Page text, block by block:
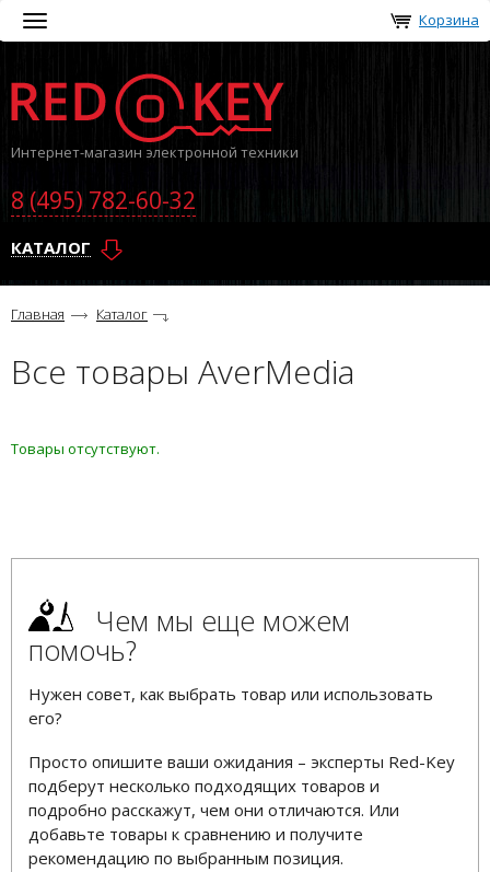
Toggle
navigation
Корзина
Интернет-магазин электронной техники
8 (495) 782-60-32
КАТАЛОГ
Главная Каталог
Все товары AverMedia
Товары отсутствуют.
Чем мы еще можем
помочь?
Нужен совет, как выбрать товар или использовать
его?
Просто опишите ваши ожидания – эксперты Red-Key
подберут несколько подходящих товаров и
подробно расскажут, чем они отличаются. Или
добавьте товары к сравнению и получите
рекомендацию по выбранным позиция.